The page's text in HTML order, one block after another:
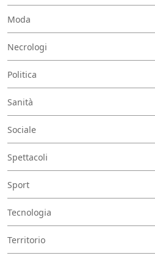
Moda
Necrologi
Politica
Sanità
Sociale
Spettacoli
Sport
Tecnologia
Territorio